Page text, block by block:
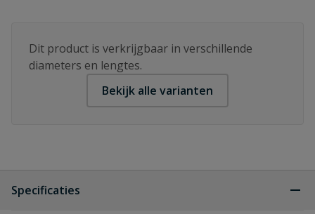
Dit product is verkrijgbaar in verschillende
diameters en lengtes.
Bekijk alle varianten
Specificaties